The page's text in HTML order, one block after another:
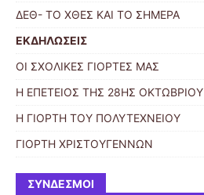
ΔΕΘ- ΤΟ ΧΘΕΣ ΚΑΙ ΤΟ ΣΗΜΕΡΑ
ΕΚΔΗΛΩΣΕΙΣ
ΟΙ ΣΧΟΛΙΚΕΣ ΓΙΟΡΤΕΣ ΜΑΣ
Η ΕΠΕΤΕΙΟΣ ΤΗΣ 28ΗΣ ΟΚΤΩΒΡΙΟΥ
Η ΓΙΟΡΤΗ ΤΟΥ ΠΟΛΥΤΕΧΝΕΙΟΥ
ΓΙΟΡΤΗ ΧΡΙΣΤΟΥΓΕΝΝΩΝ
ΣΎΝΔΕΣΜΟΙ